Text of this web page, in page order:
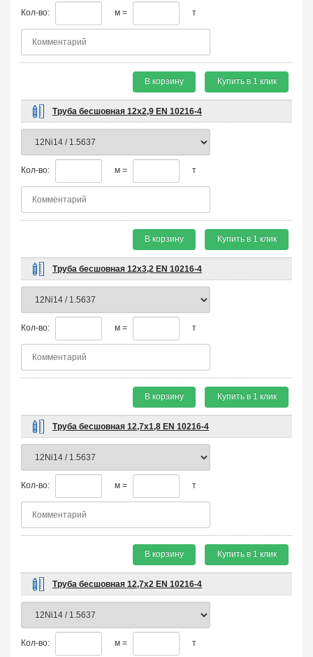
Кол-во: м = т
В корзину Купить в 1 клик
Труба бесшовная 12х2,9 EN 10216-4
Кол-во: м = т
В корзину Купить в 1 клик
Труба бесшовная 12х3,2 EN 10216-4
Кол-во: м = т
В корзину Купить в 1 клик
Труба бесшовная 12,7х1,8 EN 10216-4
Кол-во: м = т
В корзину Купить в 1 клик
Труба бесшовная 12,7х2 EN 10216-4
Кол-во: м = т